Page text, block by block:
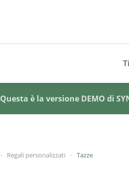
Questa è la versione DEMO di
Regali personalizzati Tazze